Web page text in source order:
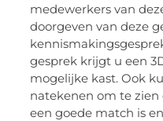
medewerkers van
doorgeven van deze
gesprek krijgt u een
mogelijke kast. Ook
natekenen om te
een goede match is